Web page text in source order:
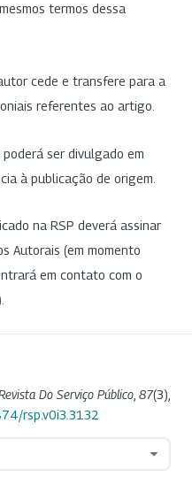
termos dessa
cede e transfere para a
referentes ao artigo.
ser divulgado em
à publicação de origem.
na RSP deverá assinar
Autorais (em momento
em contato com o
Do Serviço Público 87(3),
rsp.v0i3.3132